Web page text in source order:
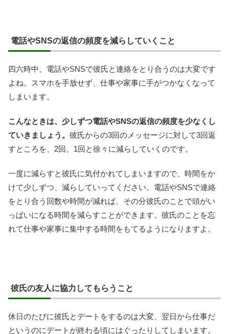
電話やSNSの返信の頻度を減らしていくこと
四六時中、電話やSNSで彼氏と連絡をとり合うのは大変です
よね。スマホを手放せず、仕事や家事に手がつかなくなって
しまいます。
こんなときは、少しずつ電話やSNSの返信の頻度を少なくし
ていきましょう。 彼氏からの3回のメッセージに対して3回返
すところを、2回、1回と徐々に減らしていくのです。
一度に減らすと彼氏に気付かれてしまいますので、時間をか
けて少しずつ、減らしていってください。電話やSNSで連絡
をとり合う回数や時間が減れば、その分彼氏のことで頭がい
っぱいになる時間を減らすことができます。彼氏のことを忘
れて仕事や家事に集中する時間をもてるようになりますよ。
彼氏の友人に協力してもらうこと
休日のたびに彼氏とデートをするのは大変、翌日から仕事だ
というのにデートが終わる頃にはぐったりしてしまいます。